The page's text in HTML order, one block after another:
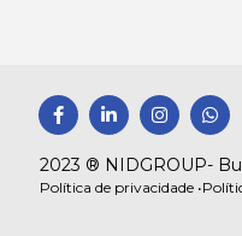
F
a
c
e
b
o
L
i
n
k
e
d
I
n
s
t
a
g
W
h
a
a
2023 ® NIDGROUP-
Política de privacidade •